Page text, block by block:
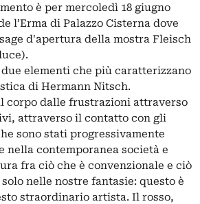
è per mercoledì 18 giugno
l’Erma di Palazzo Cisterna dove
d'apertura della mostra Fleisch
elementi che più caratterizzano
di Hermann Nitsch.
corpo dalle frustrazioni attraverso
attraverso il contatto con gli
sono stati progressivamente
nella contemporanea società e
fra ciò che è convenzionale e ciò
nelle nostre fantasie: questo è
straordinario artista. Il rosso,